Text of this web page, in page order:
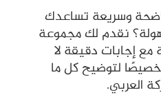
وسريعة تساعدك
نقدم لك مجموعة
مع إجابات دقيقة لا
لتوضيح كل ما
العربي.